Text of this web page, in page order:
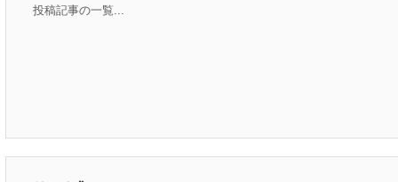
投稿記事の一覧...